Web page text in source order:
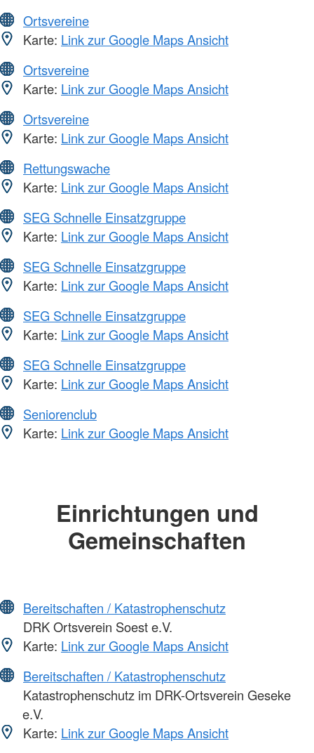
Ortsvereine
Karte: Link zur Google Maps Ansicht
Ortsvereine
Karte: Link zur Google Maps Ansicht
Ortsvereine
Karte: Link zur Google Maps Ansicht
Rettungswache
Karte: Link zur Google Maps Ansicht
SEG Schnelle Einsatzgruppe
Karte: Link zur Google Maps Ansicht
SEG Schnelle Einsatzgruppe
Karte: Link zur Google Maps Ansicht
SEG Schnelle Einsatzgruppe
Karte: Link zur Google Maps Ansicht
SEG Schnelle Einsatzgruppe
Karte: Link zur Google Maps Ansicht
Seniorenclub
Karte: Link zur Google Maps Ansicht
Einrichtungen und
Gemeinschaften
Bereitschaften / Katastrophenschutz
DRK Ortsverein Soest e.V.
Karte: Link zur Google Maps Ansicht
Bereitschaften / Katastrophenschutz
Katastrophenschutz im DRK-Ortsverein Geseke
e.V.
Karte: Link zur Google Maps Ansicht